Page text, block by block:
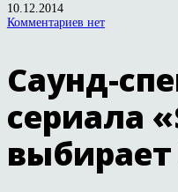
10.12.2014
Комментариев нет
Саунд-
сериала
выбирает